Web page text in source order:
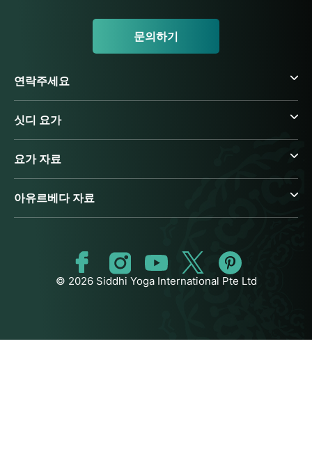
문의하기
연락주세요
싯디 요가
요가 자료
아유르베다 자료
© 2026 Siddhi Yoga International Pte Ltd